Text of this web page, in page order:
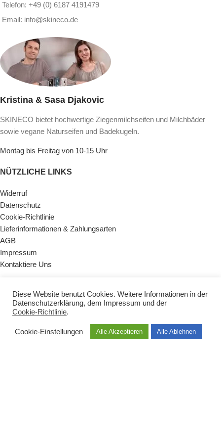
Telefon: +49 (0) 6187 4191479
Email: info@skineco.de
Kristina & Sasa Djakovic
SKINECO bietet hochwertige Ziegenmilchseifen und Milchbäder
sowie vegane Naturseifen und Badekugeln.
Montag bis Freitag von 10-15 Uhr
NÜTZLICHE LINKS
Widerruf
Datenschutz
Cookie-Richtlinie
Lieferinformationen & Zahlungsarten
AGB
Impressum
Kontaktiere Uns
Naturseifen
Zubehör
Diese Website benutzt Cookies. Weitere Informationen in der
Datenschutzerklärung, dem Impressum und der
Cookie-Richtlinie.
Cookie-Einstellungen Alle Akzeptieren Alle Ablehnen